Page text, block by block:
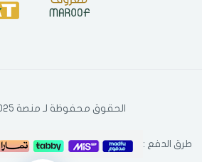
الحقوق محفوظة لـ منصة On Off 2025
طرق الدفع :